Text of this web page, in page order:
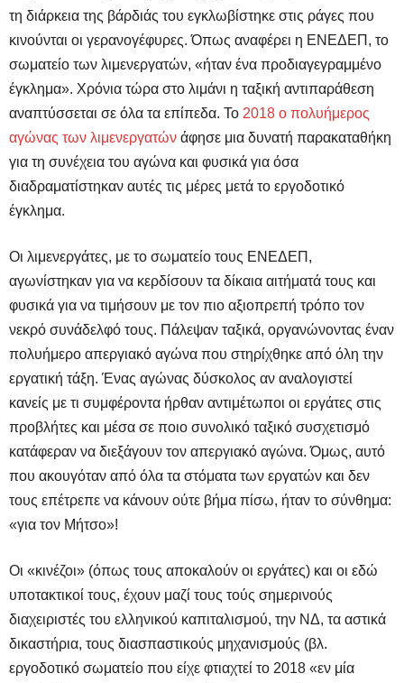
τη διάρκεια της βάρδιάς του εγκλωβίστηκε στις ράγες που
κινούνται οι γερανογέφυρες. Όπως αναφέρει η ΕΝΕΔΕΠ, το
σωματείο των λιμενεργατών, «ήταν ένα προδιαγεγραμμένο
έγκλημα». Χρόνια τώρα στο λιμάνι η ταξική αντιπαράθεση
αναπτύσσεται σε όλα τα επίπεδα. Το 2018 ο πολυήμερος
αγώνας των λιμενεργατών άφησε μια δυνατή παρακαταθήκη
για τη συνέχεια του αγώνα και φυσικά για όσα
διαδραματίστηκαν αυτές τις μέρες μετά το εργοδοτικό
έγκλημα.
Οι λιμενεργάτες, με το σωματείο τους ΕΝΕΔΕΠ,
αγωνίστηκαν για να κερδίσουν τα δίκαια αιτήματά τους και
φυσικά για να τιμήσουν με τον πιο αξιοπρεπή τρόπο τον
νεκρό συνάδελφό τους. Πάλεψαν ταξικά, οργανώνοντας έναν
πολυήμερο απεργιακό αγώνα που στηρίχθηκε από όλη την
εργατική τάξη. Ένας αγώνας δύσκολος αν αναλογιστεί
κανείς με τι συμφέροντα ήρθαν αντιμέτωποι οι εργάτες στις
προβλήτες και μέσα σε ποιο συνολικό ταξικό συσχετισμό
κατάφεραν να διεξάγουν τον απεργιακό αγώνα. Όμως, αυτό
που ακουγόταν από όλα τα στόματα των εργατών και δεν
τους επέτρεπε να κάνουν ούτε βήμα πίσω, ήταν το σύνθημα:
«για τον Μήτσο»!
Οι «κινέζοι» (όπως τους αποκαλούν οι εργάτες) και οι εδώ
υποτακτικοί τους, έχουν μαζί τους τούς σημερινούς
διαχειριστές του ελληνικού καπιταλισμού, την ΝΔ, τα αστικά
δικαστήρια, τους διασπαστικούς μηχανισμούς (βλ.
εργοδοτικό σωματείο που είχε φτιαχτεί το 2018 «εν μία